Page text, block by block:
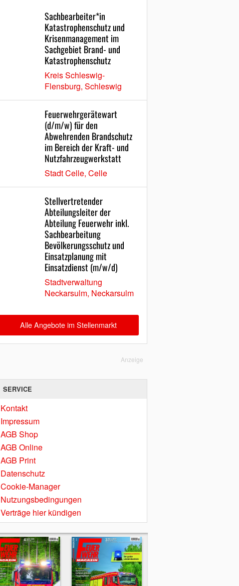
Sachbearbeiter*in
Katastrophenschutz und
Krisenmanagement im
Sachgebiet Brand- und
Katastrophenschutz
Kreis Schleswig-
Flensburg, Schleswig
Feuerwehrgerätewart
(d/m/w) für den
Abwehrenden Brandschutz
im Bereich der Kraft- und
Nutzfahrzeugwerkstatt
Stadt Celle, Celle
Stellvertretender
Abteilungsleiter der
Abteilung Feuerwehr inkl.
Sachbearbeitung
Bevölkerungsschutz und
Einsatzplanung mit
Einsatzdienst (m/w/d)
Stadtverwaltung
Neckarsulm, Neckarsulm
Alle Angebote im Stellenmarkt
Anzeige
SERVICE
Kontakt
Impressum
AGB Shop
AGB Online
AGB Print
Datenschutz
Cookie-Manager
Nutzungsbedingungen
Verträge hier kündigen